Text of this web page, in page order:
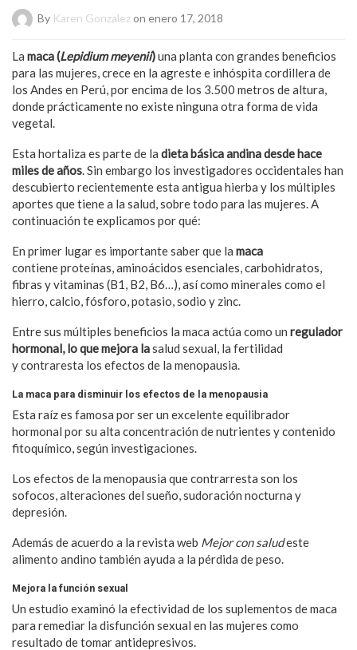
By Karen Gonzalezon enero 17, 2018
La maca (Lepidium meyenii)una planta con grandes beneficios
para las mujeres, crece en la agreste e inhóspita cordillera de
los Andes en Perú, por encima de los 3.500 metros de altura,
donde prácticamente no existe ninguna otra forma de vida
vegetal.
Esta hortaliza es parte de la dieta básica andina desde hace
miles de años. Sin embargo los investigadores occidentales han
descubierto recientemente esta antigua hierba y los múltiples
aportes que tiene a la salud, sobre todo para las mujeres. A
continuación te explicamos por qué:
En primer lugar es importante saber que la maca
contiene proteínas, aminoácidos esenciales, carbohidratos,
fibras y vitaminas (B1, B2, B6…), así como minerales como el
hierro, calcio, fósforo, potasio, sodio y zinc.
Entre sus múltiples beneficios la maca actúa como un regulador
hormonal, lo que mejora lasalud sexual, la fertilidad
y contraresta los efectos de la menopausia.
La maca para disminuir los efectos de la menopausia
Esta raíz es famosa por ser un excelente equilibrador
hormonal por su alta concentración de nutrientes y contenido
fitoquímico, según investigaciones.
Los efectos de la menopausia que contrarresta son los
sofocos, alteraciones del sueño, sudoración nocturna y
depresión.
Además de acuerdo a la revista web Mejor con saludeste
alimento andino también ayuda a la pérdida de peso.
Mejora la función sexual
Un estudio examinó la efectividad de los suplementos de maca
para remediar la disfunción sexual en las mujeres como
resultado de tomar antidepresivos.